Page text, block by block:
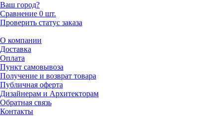
Ваш город?
Сравнение 0 шт.
Проверить статус заказа
О компании
Доставка
Оплата
Пункт самовывоза
Получение и возврат товара
Публичная оферта
Дизайнерам и Архитекторам
Обратная связь
Контакты